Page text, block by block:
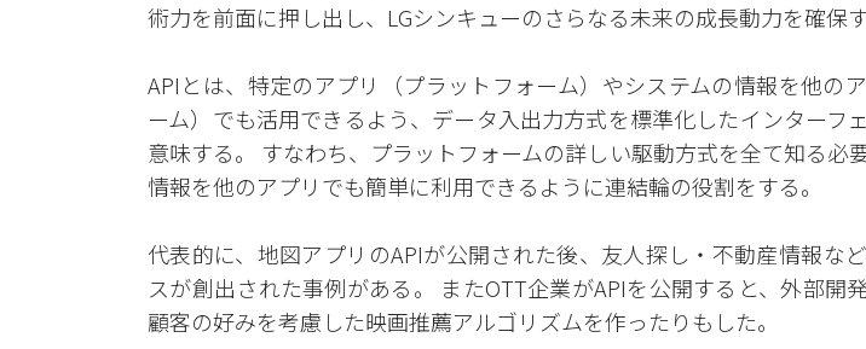
術力を前面に押し出し、LGシンキューのさらなる未来の成長動力を確保
APIとは、特定のアプリ（プラットフォーム）やシステムの情報を他の
ーム）でも活用できるよう、データ入出力方式を標準化したインターフ
意味する。 すなわち、プラットフォームの詳しい駆動方式を全て知る必
情報を他のアプリでも簡単に利用できるように連結輪の役割をする。
代表的に、地図アプリのAPIが公開された後、友人探し・不動産情報な
スが創出された事例がある。 またOTT企業がAPIを公開すると、外部開
顧客の好みを考慮した映画推薦アルゴリズムを作ったりもした。